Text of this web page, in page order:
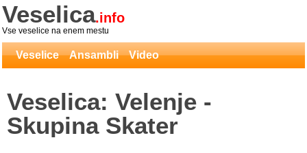
Veselica.info
Vse veselice na enem mestu
Veselice Ansambli Video
Veselica: Velenje -
Skupina Skater